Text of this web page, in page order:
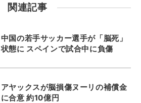
関連記事
中国の若手サッカー選手が「脳死」
状態に スペインで試合中に負傷
アヤックスが脳損傷ヌーリの補償金
に合意 約10億円